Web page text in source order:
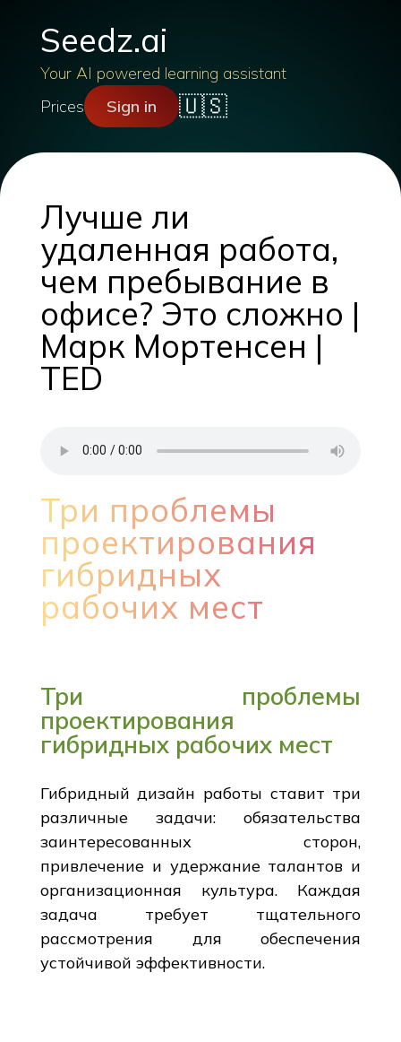
Seedz.ai
Your AI powered learning assistant
Prices
Sign in 🇺🇸
Лучше ли
удаленная работа,
чем пребывание в
офисе? Это сложно |
Марк Мортенсен |
TED
Три проблемы
проектирования
гибридных
рабочих мест
Три проблемы
проектирования
гибридных рабочих мест
Гибридный дизайн работы ставит три
различные задачи: обязательства
заинтересованных сторон,
привлечение и удержание талантов и
организационная культура. Каждая
задача требует тщательного
рассмотрения для обеспечения
устойчивой эффективности.